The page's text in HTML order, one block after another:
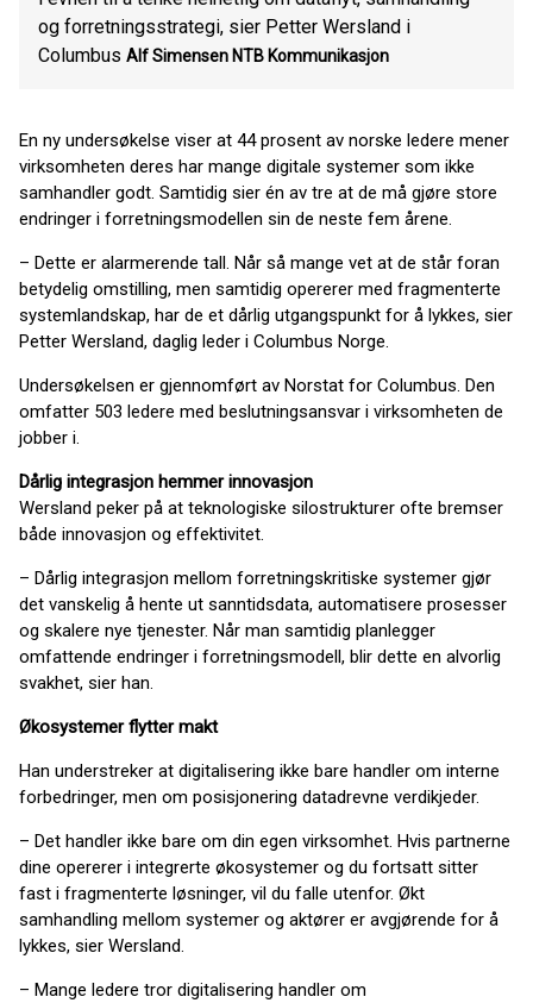
og forretningsstrategi, sier Petter Wersland i
Columbus Alf Simensen NTB Kommunikasjon
En ny undersøkelse viser at 44 prosent av norske ledere mener
virksomheten deres har mange digitale systemer som ikke
samhandler godt. Samtidig sier én av tre at de må gjøre store
endringer i forretningsmodellen sin de neste fem årene.
– Dette er alarmerende tall. Når så mange vet at de står foran
betydelig omstilling, men samtidig opererer med fragmenterte
systemlandskap, har de et dårlig utgangspunkt for å lykkes, sier
Petter Wersland, daglig leder i Columbus Norge.
Undersøkelsen er gjennomført av Norstat for Columbus. Den
omfatter 503 ledere med beslutningsansvar i virksomheten de
jobber i.
Dårlig integrasjon hemmer innovasjon
Wersland peker på at teknologiske silostrukturer ofte bremser
både innovasjon og effektivitet.
– Dårlig integrasjon mellom forretningskritiske systemer gjør
det vanskelig å hente ut sanntidsdata, automatisere prosesser
og skalere nye tjenester. Når man samtidig planlegger
omfattende endringer i forretningsmodell, blir dette en alvorlig
svakhet, sier han.
Økosystemer flytter makt
Han understreker at digitalisering ikke bare handler om interne
forbedringer, men om posisjonering datadrevne verdikjeder.
– Det handler ikke bare om din egen virksomhet. Hvis partnerne
dine opererer i integrerte økosystemer og du fortsatt sitter
fast i fragmenterte løsninger, vil du falle utenfor. Økt
samhandling mellom systemer og aktører er avgjørende for å
lykkes, sier Wersland.
– Mange ledere tror digitalisering handler om